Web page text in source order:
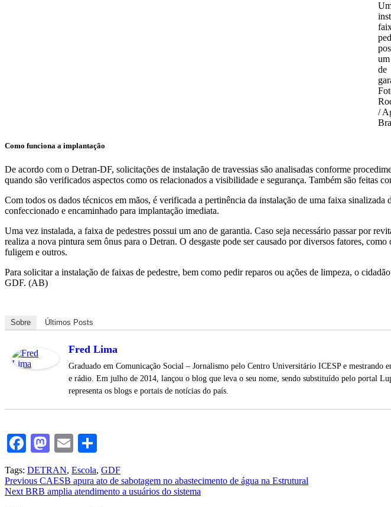
de
/
Como funciona a implantação
De acordo com o Detran-DF, solicitações de instalação de travessias são analisadas conforme
quando são verificados aspectos como os relacionados a visibilidade e segurança. Também são feitas
Com todos os dados técnicos em mãos, é verificada a pertinência da instalação de uma faixa
confeccionado e encaminhado para implantação imediata.
Uma vez instalada, a faixa de pedestres possui um ano de garantia. Caso seja necessário passar por
realiza a nova pintura sem ônus para o Detran. O desgaste pode ser causado por diversos fatores,
fuligem e outros.
Para solicitar a instalação de faixas de pedestre, bem como pedir reparos ou ações de limpeza, o
GDF. (AB)
Sobre Últimos Posts
Fred Lima
Graduado em Comunicação Social – Jornalismo pelo Centro Universitário ICESP e mestrando
e rádio. Em julho de 2014, lançou o blog que leva o seu nome, sendo substituído pelo portal
representa os blogs e portais de notícias do país.
Facebook
Mastodon
Email
Tags: DETRAN, Escola, GDF
Continue
Reading
Previous CAESB apura ato de sabotagem no abastecimento de água na Estrutural
Next BRB amplia atendimento a usuários do sistema